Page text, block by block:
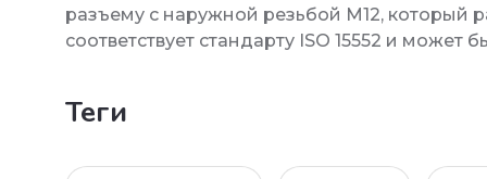
разъему с наружной резьбой М12, который
соответствует стандарту ISO 15552 и
теги